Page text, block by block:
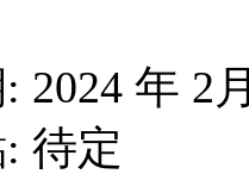
: 2024 年 2
待定